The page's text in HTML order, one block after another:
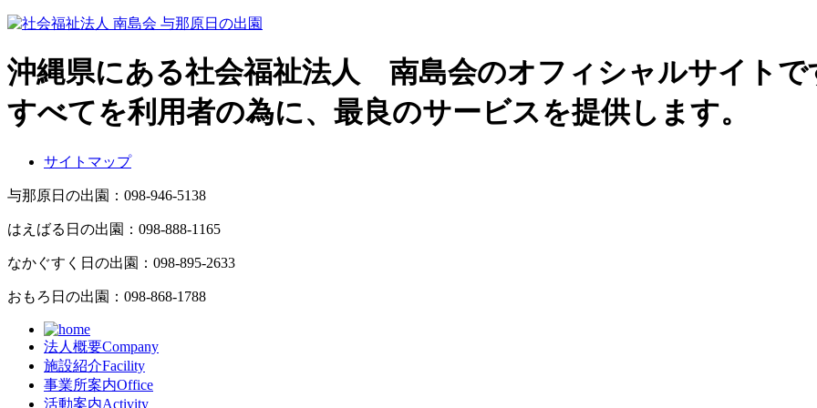
沖縄県にある社会福祉法人 南島会のオフィシャルサイトで
すべてを利用者の為に、最良のサービスを提供します。
サイトマップ
与那原日の出園： 098-946-5138
はえばる日の出園： 098-888-1165
なかぐすく日の出園： 098-895-2633
おもろ日の出園： 098-868-1788
法人概要Company
施設紹介Facility
事業所案内Office
活動案内Activity